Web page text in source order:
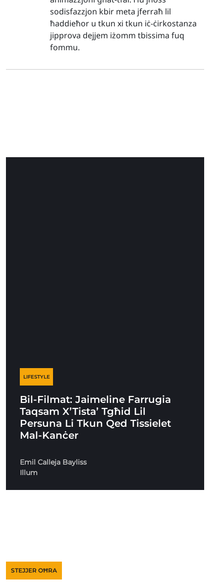
sodisfazzjon kbir meta jferraħ lil
ħaddieħor u tkun xi tkun iċ-ċirkostanza
jipprova dejjem iżomm tbissima fuq
fommu.
LIFESTYLE
Bil-Filmat: Jaimeline Farrugia
Taqsam X’Tista’ Tgħid Lil
Persuna Li Tkun Qed Tissielet
Mal-Kanċer
Emil Calleja Bayliss
Illum
STEJJER OĦRA